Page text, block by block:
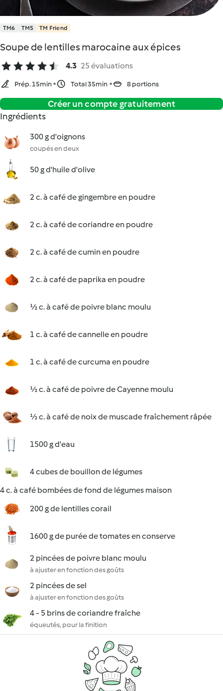
TM6 TM5 TM Friend
Soupe de lentilles marocaine aux épices
4.3 25 évaluations
Prép. 15min Total 35min 8 portions
Créer un compte gratuitement
Ingrédients
300 g d'oignons
coupés en deux
50 g d'huile d'olive
2 c. à café de gingembre en poudre
2 c. à café de coriandre en poudre
2 c. à café de cumin en poudre
2 c. à café de paprika en poudre
½ c. à café de poivre blanc moulu
1 c. à café de cannelle en poudre
1 c. à café de curcuma en poudre
½ c. à café de poivre de Cayenne moulu
½ c. à café de noix de muscade fraîchement râpée
1500 g d'eau
4 cubes de bouillon de légumes
4 c. à café bombées de fond de légumes maison
200 g de lentilles corail
1600 g de purée de tomates en conserve
2 pincées de poivre blanc moulu
à ajuster en fonction des goûts
2 pincées de sel
à ajuster en fonction des goûts
4 - 5 brins de coriandre fraîche
équeutés, pour la finition